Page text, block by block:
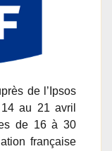
de l’Ipsos
au 21 avril
de 16 à 30
française